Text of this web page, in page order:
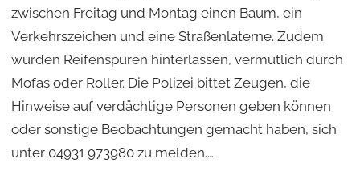
zwischen Freitag und Montag einen Baum, ein
Verkehrszeichen und eine Straßenlaterne. Zudem
wurden Reifenspuren hinterlassen, vermutlich durch
Mofas oder Roller. Die Polizei bittet Zeugen, die
Hinweise auf verdächtige Personen geben können
oder sonstige Beobachtungen gemacht haben, sich
unter 04931 973980 zu melden.…